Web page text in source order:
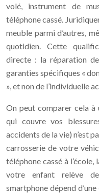
volé, instrument de
téléphone cassé.
meuble parmi d’autres,
quotidien. Cette
directe : la réparation
garanties spécifiques «
», et non de l’individuelle
On peut comparer cela à
qui couvre vos
accidents de la vie) n’est
carrosserie de votre
téléphone cassé à
votre enfant relève de
smartphone dépend